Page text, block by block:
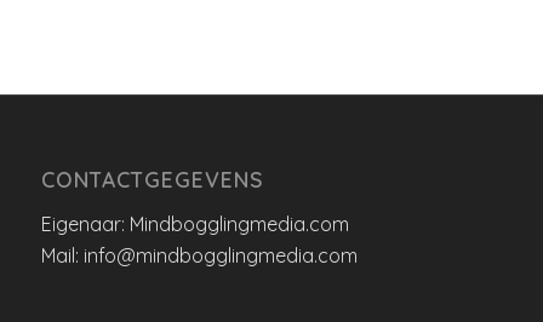
CONTACTGEGEVENS
Eigenaar: Mindbogglingmedia.com
Mail: info@mindbogglingmedia.com